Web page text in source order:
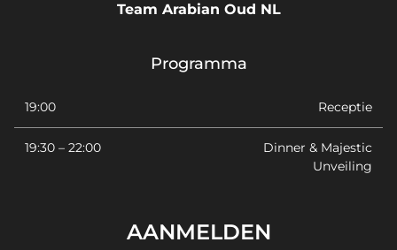
Team Arabian Oud NL
Programma
19:00 Receptie
19:30 – 22:00
Dinner & Majestic
Unveiling
AANMELDEN